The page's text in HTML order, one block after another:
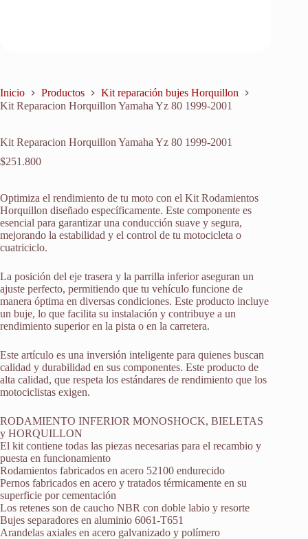
Inicio Productos
Kit reparación bujes Horquillon
Kit Reparacion Horquillon Yamaha Yz 80 1999-2001
Kit Reparacion Horquillon Yamaha Yz 80 1999-2001
$251.800
Optimiza el rendimiento de tu moto con el Kit Rodamientos
Horquillon diseñado específicamente. Este componente es
esencial para garantizar una conducción suave y segura,
mejorando la estabilidad y el control de tu motocicleta o
cuatriciclo.
La posición del eje trasera y la parrilla inferior aseguran un
ajuste perfecto, permitiendo que tu vehículo funcione de
manera óptima en diversas condiciones. Este producto incluye
un buje, lo que facilita su instalación y contribuye a un
rendimiento superior en la pista o en la carretera.
Este artículo es una inversión inteligente para quienes buscan
calidad y durabilidad en sus componentes. Este producto de
alta calidad, que respeta los estándares de rendimiento que los
motociclistas exigen.
RODAMIENTO INFERIOR MONOSHOCK, BIELETAS
y HORQUILLON
El kit contiene todas las piezas necesarias para el recambio y
puesta en funcionamiento
Rodamientos fabricados en acero 52100 endurecido
Pernos fabricados en acero y tratados térmicamente en su
superficie por cementación
Los retenes son de caucho NBR con doble labio y resorte
Bujes separadores en aluminio 6061-T651
Arandelas axiales en acero galvanizado y polímero